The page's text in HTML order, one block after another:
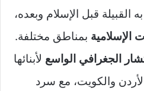
قبل الإسلام وبعده،
الإسلامية بمناطق مختلفة.
الجغرافي الواسع لأبنائها
والكويت، مع سرد